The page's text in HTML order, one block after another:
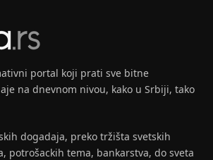
portal koji prati sve bitne
na dnevnom nivou, kako u Srbiji, tako
dogadaja, preko tržišta svetskih
potrošackih tema, bankarstva, do sveta